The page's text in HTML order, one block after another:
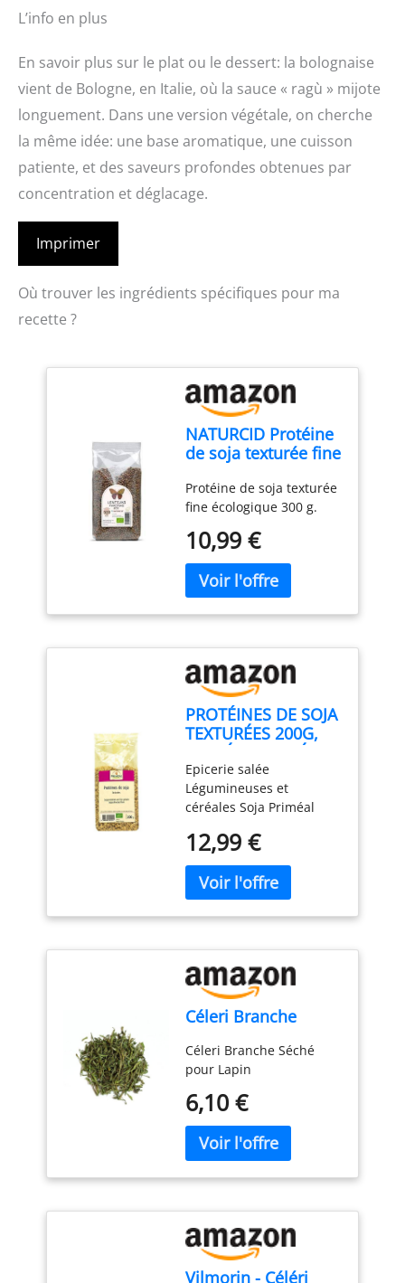
L’info en plus
En savoir plus sur le plat ou le dessert: la bolognaise
vient de Bologne, en Italie, où la sauce « ragù » mijote
longuement. Dans une version végétale, on cherche
la même idée: une base aromatique, une cuisson
patiente, et des saveurs profondes obtenues par
concentration et déglacage.
Imprimer
Où trouver les ingrédients spécifiques pour ma
recette ?
NATURCID Protéine
de soja texturée fine
Protéine de soja texturée
fine écologique 300 g.
10,99 €
PROTÉINES DE SOJA
TEXTURÉES 200G,
Epicerie salée
Légumineuses et
céréales Soja Priméal
Texturées 200G
12,99 €
Céleri Branche
Céleri Branche Séché
pour Lapin
6,10 €
Vilmorin - Céléri